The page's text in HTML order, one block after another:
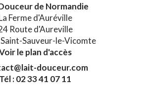
de Normandie
Ferme d'Auréville
Route d'Aureville
Sauveur-le-Vicomte
le plan d'accès
douceur.com
Tél : 02 33 41 07 11